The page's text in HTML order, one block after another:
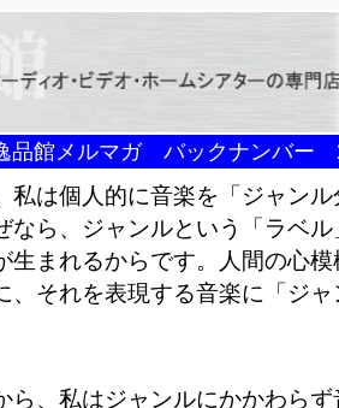
品館メルマガ バックナンバー
私は個人的に音楽を「ジャン
なら、ジャンルという「ラベ
生まれるからです。人間の心
、それを表現する音楽に「ジ
ら、私はジャンルにかかわら